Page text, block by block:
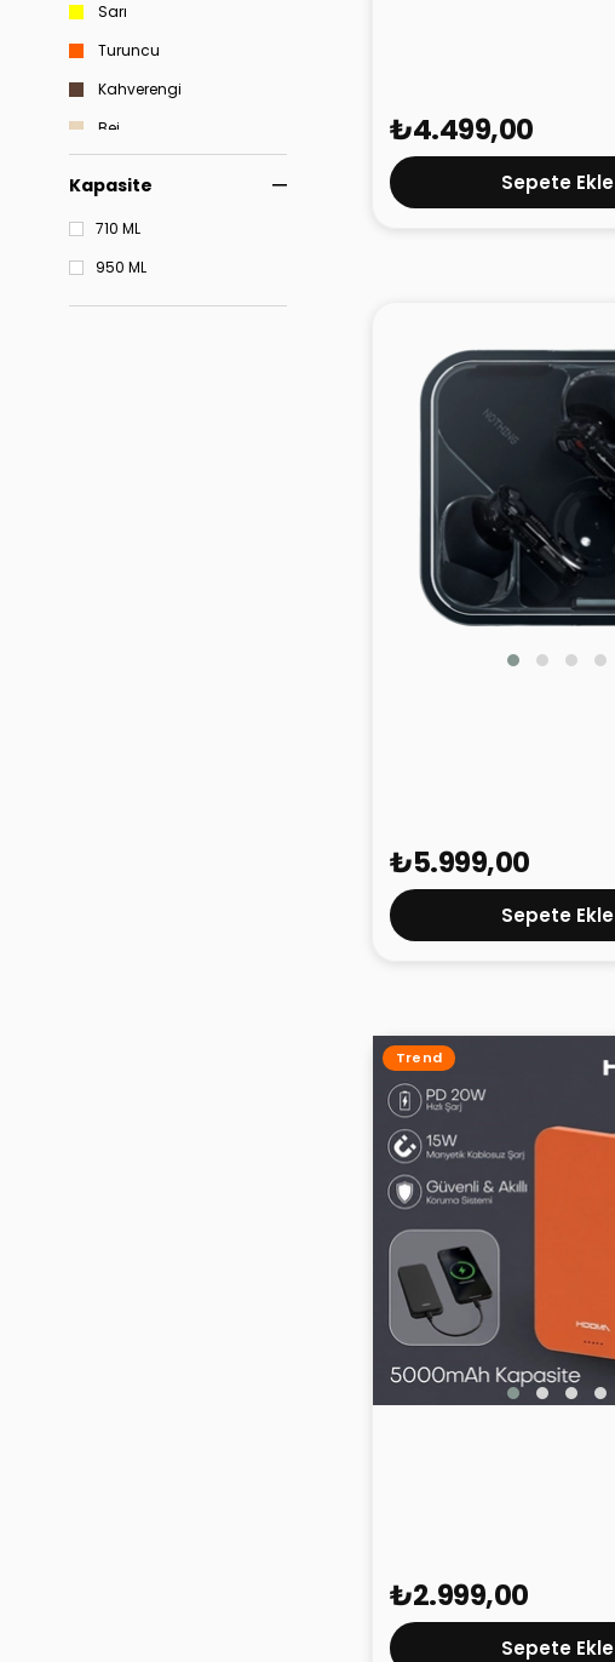
Sarı
Turuncu
Kahverengi
Bej
Kapasite
710 ML
950 ML
₺4.499,00
Sepete Ekle
₺5.999,00
Sepete Ekle
₺2.999,00
Sepete Ekle
Trend